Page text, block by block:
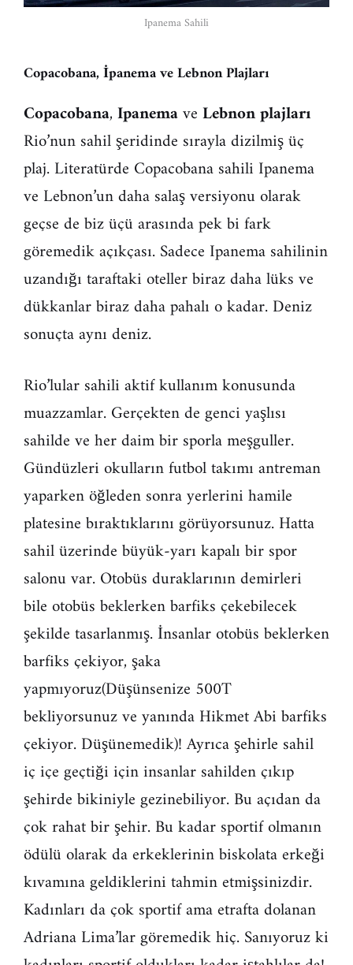
Ipanema Sahili
Copacobana, İpanema ve Lebnon Plajları
Copacobana,IpanemaveLebnon plajları
Rio’nun sahil şeridinde sırayla dizilmiş üç
plaj. Literatürde Copacobana sahili Ipanema
ve Lebnon’un daha salaş versiyonu olarak
geçse de biz üçü arasında pek bi fark
göremedik açıkçası. Sadece Ipanema sahilinin
uzandığı taraftaki oteller biraz daha lüks ve
dükkanlar biraz daha pahalı o kadar. Deniz
sonuçta aynı deniz.
Rio’lular sahili aktif kullanım konusunda
muazzamlar. Gerçekten de genci yaşlısı
sahilde ve her daim bir sporla meşguller.
Gündüzleri okulların futbol takımı antreman
yaparken öğleden sonra yerlerini hamile
platesine bıraktıklarını görüyorsunuz. Hatta
sahil üzerinde büyük-yarı kapalı bir spor
salonu var. Otobüs duraklarının demirleri
bile otobüs beklerken barfiks çekebilecek
şekilde tasarlanmış. İnsanlar otobüs beklerken
barfiks çekiyor, şaka
yapmıyoruz(Düşünsenize 500T
bekliyorsunuz ve yanında Hikmet Abi barfiks
çekiyor. Düşünemedik)! Ayrıca şehirle sahil
iç içe geçtiği için insanlar sahilden çıkıp
şehirde bikiniyle gezinebiliyor. Bu açıdan da
çok rahat bir şehir. Bu kadar sportif olmanın
ödülü olarak da erkeklerinin biskolata erkeği
kıvamına geldiklerini tahmin etmişsinizdir.
Kadınları da çok sportif ama etrafta dolanan
Adriana Lima’lar göremedik hiç. Sanıyoruz ki